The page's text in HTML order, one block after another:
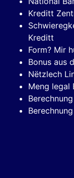
Kreditt
Kreditt
Form? Mir
Bonus aus
Nëtzlech
Meng legal